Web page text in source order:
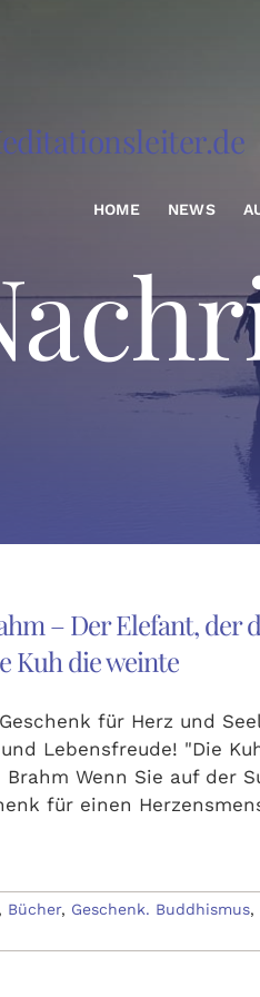
HOME NEWS
– Der Elefant, der
Kuh die weinte
für Herz und
Lebensfreude! "Die
Brahm Wenn Sie auf der
für einen
, Bücher, Geschenk. Buddhismus,